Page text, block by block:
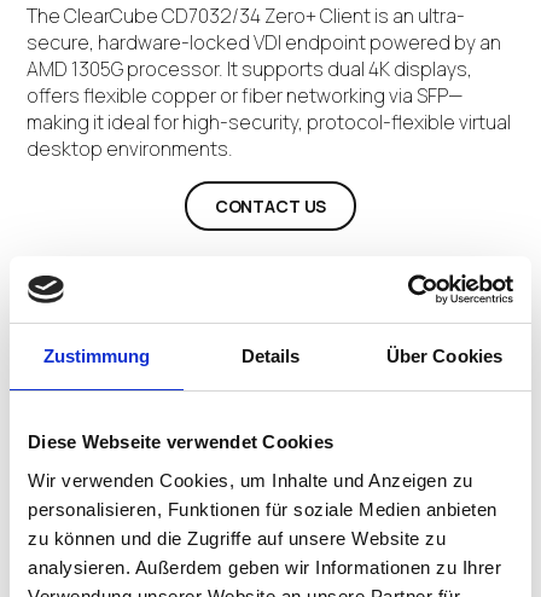
Zustimmung Details Über Cookies
Diese Webseite verwendet Cookies
Wir verwenden Cookies, um Inhalte und Anzeigen zu
personalisieren, Funktionen für soziale Medien anbieten
zu können und die Zugriffe auf unsere Website zu
analysieren. Außerdem geben wir Informationen zu Ihrer
The ClearCube CD7032/34 Zero+ Client is an ultra-
secure, hardware-locked VDI endpoint powered by an
AMD 1305G processor. It supports dual 4K displays,
offers flexible copper or fiber networking via SFP—
making it ideal for high-security, protocol-flexible virtual
desktop environments.
CONTACT US
Product Details
Vega3 Graphics)
Recommended Resolution: 2 x 3840×2160 @ 60Hz